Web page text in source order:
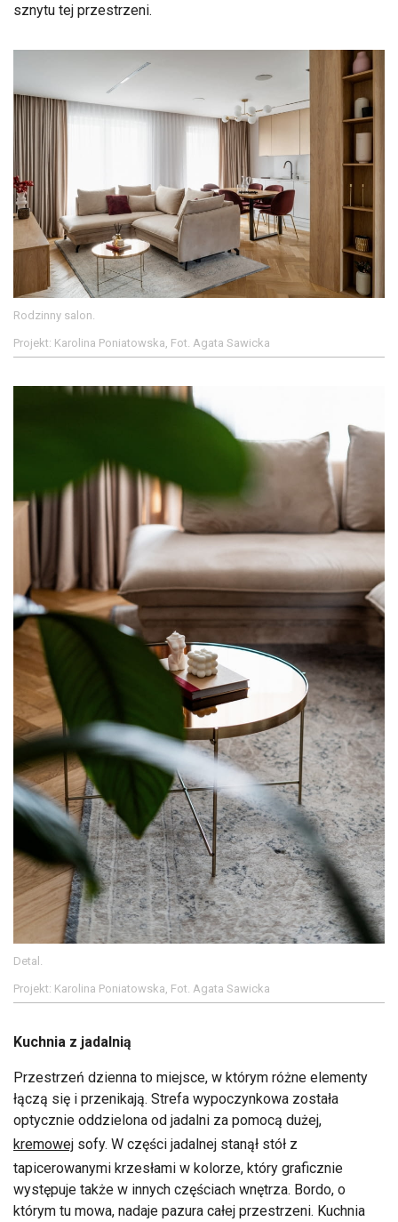
sznytu tej przestrzeni.
Rodzinny salon.
Projekt: Karolina Poniatowska, Fot. Agata Sawicka
Detal.
Projekt: Karolina Poniatowska, Fot. Agata Sawicka
Kuchnia z jadalnią
Przestrzeń dzienna to miejsce, w którym różne elementy
łączą się i przenikają. Strefa wypoczynkowa została
optycznie oddzielona od jadalni za pomocą dużej,
kremowej sofy. W części jadalnej stanął stół z
tapicerowanymi krzesłami w kolorze, który graficznie
występuje także w innych częściach wnętrza. Bordo, o
którym tu mowa, nadaje pazura całej przestrzeni. Kuchnia